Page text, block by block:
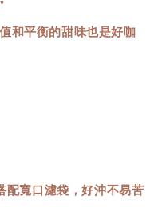
和平衡的甜味也是好咖
配寬口濾袋，好沖不易苦